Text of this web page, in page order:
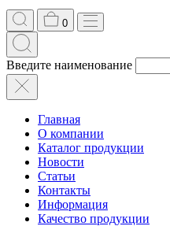
0
Введите наименование
Главная
О компании
Каталог продукции
Новости
Статьи
Контакты
Информация
Качество продукции